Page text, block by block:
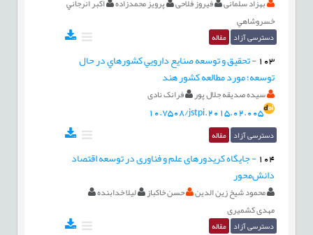
بهزاد سلمانی فیروز فلاحی پرویز محمدزاده
اکبر انرجاني
خسروشاهي
دسترسی آزاد مقاله
103
-تحقيق و توسعه صنايع دارويي کشورهاي در حال
توسعه؛ مورد مطالعه کشور هند
سیده صدیقه جلال پور فرانک نادی
10.7508/jstpi.2015.02.005
دسترسی آزاد مقاله
104
-جایگاه کریدورهای علم و فناوری در توسعه اقتصاد
دانش‌محور
محمود شيخ زين الدين حسن خاکباز
لیلا خدابنده
مهدی کشميری
دسترسی آزاد مقاله